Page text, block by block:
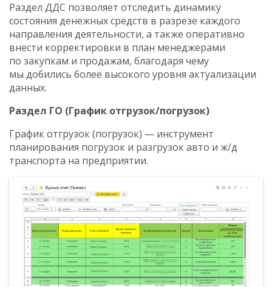
Раздел ДДС позволяет отследить динамику
состояния денежных средств в разрезе каждого
направления деятельности, а также оперативно
внести корректировки в план менеджерами
по закупкам и продажам, благодаря чему
мы добились более высокого уровня актуализации
данных.
Раздел ГО (График отгрузок/погрузок)
График отгрузок (погрузок) — инструмент
планирования погрузок и разгрузок авто и ж/д
транспорта на предприятии.